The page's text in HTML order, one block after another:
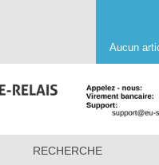
Aucun